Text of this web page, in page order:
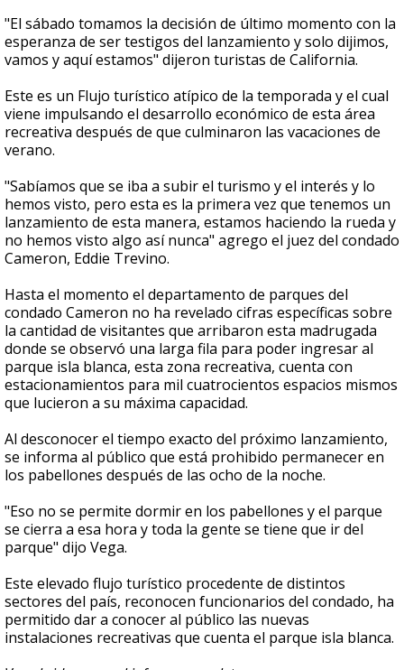
"El sábado tomamos la decisión de último momento con la
esperanza de ser testigos del lanzamiento y solo dijimos,
vamos y aquí estamos" dijeron turistas de California.
Este es un Flujo turístico atípico de la temporada y el cual
viene impulsando el desarrollo económico de esta área
recreativa después de que culminaron las vacaciones de
verano.
"Sabíamos que se iba a subir el turismo y el interés y lo
hemos visto, pero esta es la primera vez que tenemos un
lanzamiento de esta manera, estamos haciendo la rueda y
no hemos visto algo así nunca" agrego el juez del condado
Cameron, Eddie Trevino.
Hasta el momento el departamento de parques del
condado Cameron no ha revelado cifras específicas sobre
la cantidad de visitantes que arribaron esta madrugada
donde se observó una larga fila para poder ingresar al
parque isla blanca, esta zona recreativa, cuenta con
estacionamientos para mil cuatrocientos espacios mismos
que lucieron a su máxima capacidad.
Al desconocer el tiempo exacto del próximo lanzamiento,
se informa al público que está prohibido permanecer en
los pabellones después de las ocho de la noche.
"Eso no se permite dormir en los pabellones y el parque
se cierra a esa hora y toda la gente se tiene que ir del
parque" dijo Vega.
Este elevado flujo turístico procedente de distintos
sectores del país, reconocen funcionarios del condado, ha
permitido dar a conocer al público las nuevas
instalaciones recreativas que cuenta el parque isla blanca.